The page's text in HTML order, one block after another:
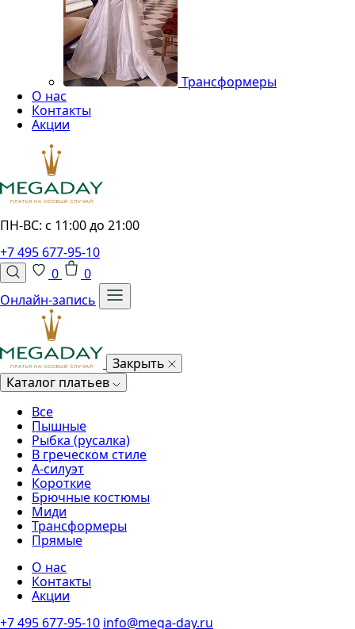
Трансформеры
О нас
Контакты
Акции
ПН-ВС: с 11:00 до 21:00
+7 495 677-95-10
0
0
Онлайн-запись
Закрыть
Каталог платьев
Все
Пышные
Рыбка (русалка)
В греческом стиле
А-силуэт
Короткие
Брючные костюмы
Миди
Трансформеры
Прямые
О нас
Контакты
Акции
+7 495 677-95-10 info@mega-day.ru